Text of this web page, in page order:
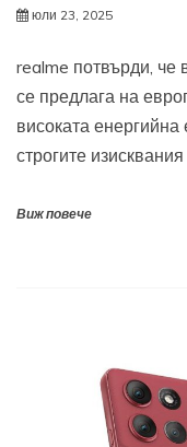
юли 23, 2025
realme потвърди, че
се предлага на
високата
строгите изисквания
Виж повече